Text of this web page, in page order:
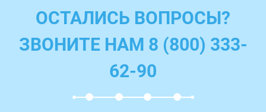
ОСТАЛИСЬ ВОПРОСЫ?
ЗВОНИТЕ НАМ 8 (800) 333-
62-90